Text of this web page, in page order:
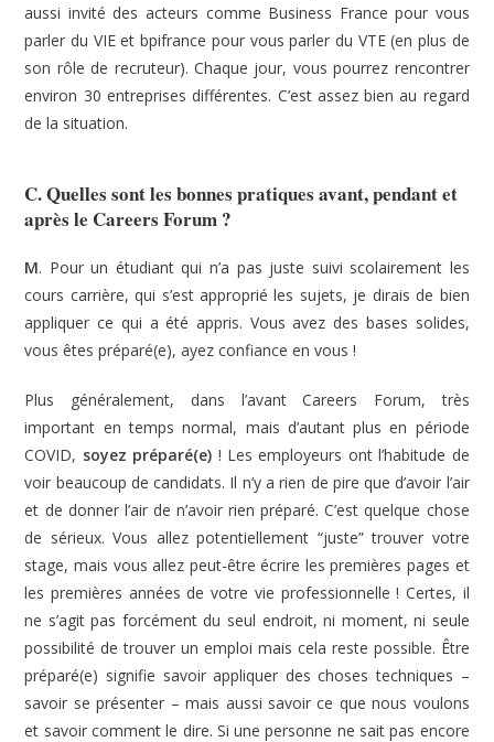
aussi invité des acteurs comme Business France pour vous
parler du VIE et bpifrance pour vous parler du VTE (en plus de
son rôle de recruteur). Chaque jour, vous pourrez rencontrer
environ 30 entreprises différentes. C’est assez bien au regard
de la situation.
C. Quelles sont les bonnes pratiques avant, pendant et
après le Careers Forum ?
M. Pour un étudiant qui n’a pas juste suivi scolairement les
cours carrière, qui s’est approprié les sujets, je dirais de bien
appliquer ce qui a été appris. Vous avez des bases solides,
vous êtes préparé(e), ayez confiance en vous !
Plus généralement, dans l’avant Careers Forum, très
important en temps normal, mais d’autant plus en période
COVID, soyez préparé(e) ! Les employeurs ont l’habitude de
voir beaucoup de candidats. Il n’y a rien de pire que d’avoir l’air
et de donner l’air de n’avoir rien préparé. C’est quelque chose
de sérieux. Vous allez potentiellement “juste” trouver votre
stage, mais vous allez peut-être écrire les premières pages et
les premières années de votre vie professionnelle ! Certes, il
ne s’agit pas forcément du seul endroit, ni moment, ni seule
possibilité de trouver un emploi mais cela reste possible. Être
préparé(e) signifie savoir appliquer des choses techniques –
savoir se présenter – mais aussi savoir ce que nous voulons
et savoir comment le dire. Si une personne ne sait pas encore